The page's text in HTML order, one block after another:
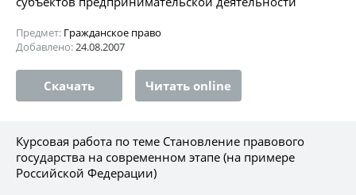
Предмет: Гражданское право
Добавлено:24.08.2007
Скачать Читать online
Курсовая работа по теме Становление правового
государства на современном этапе (на примере
Российской Федерации)